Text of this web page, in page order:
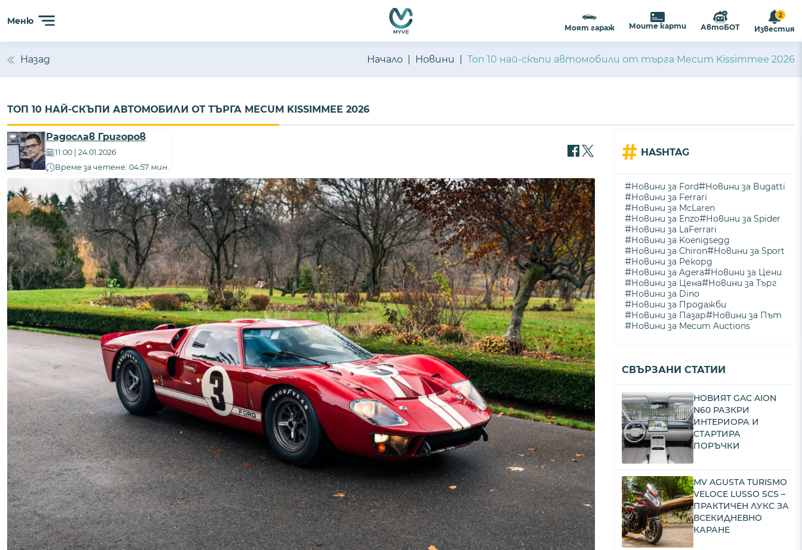
Сайтът използва 'бисквитки' (cookies) с цел безпроблемно функциониране, подобряване на изживяването, персонализиране на съдържанието и
Политика за бисквитки
ПРИЕМАМ
Меню
Моят гараж Моите карти АвтоБОТ
2
Известия
Назад Начало Новини Топ 10 най-скъпи автомобили от търга Mecum Kissimmee 2026
ТОП 10 НАЙ-СКЪПИ АВТОМОБИЛИ ОТ ТЪРГА MECUM KISSIMMEE 2026
Радослав Григоров
11:00 | 24.01.2026
Време за четене: 04:57 мин.
# HASHTAG
#Новини за Ford#Новини за Bugatti
#Новини за Ferrari
#Новини за McLaren
#Новини за Enzo#Новини за Spider
#Новини за LaFerrari
#Новини за Koenigsegg
#Новини за Chiron#Новини за Sport
#Новини за Рекорд
#Новини за Agera#Новини за Цени
#Новини за Цена#Новини за Търг
#Новини за Dino
#Новини за Продажби
#Новини за Пазар#Новини за Път
#Новини за Mecum Auctions
СВЪРЗАНИ СТАТИИ
НОВИЯТ GAC AION
N60 РАЗКРИ
ИНТЕРИОРА И
СТАРТИРА
ПОРЪЧКИ
MV AGUSTA TURISMO
VELOCE LUSSO SCS –
ПРАКТИЧЕН ЛУКС ЗА
ВСЕКИДНЕВНО
КАРАНЕ